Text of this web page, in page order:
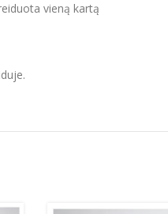
vieną kartą